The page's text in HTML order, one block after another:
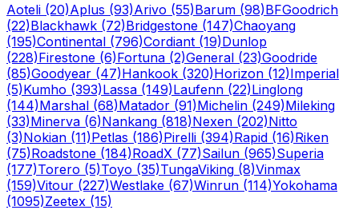
Aoteli (20)Aplus (93)Arivo (55)Barum (98)BFGoodrich
(22)Blackhawk (72)Bridgestone (147)Chaoyang
(195)Continental (796)Cordiant (19)Dunlop
(228)Firestone (6)Fortuna (2)General (23)Goodride
(85)Goodyear (47)Hankook (320)Horizon (12)Imperial
(5)Kumho (393)Lassa (149)Laufenn (22)Linglong
(144)Marshal (68)Matador (91)Michelin (249)Mileking
(33)Minerva (6)Nankang (818)Nexen (202)Nitto
(3)Nokian (11)Petlas (186)Pirelli (394)Rapid (16)Riken
(75)Roadstone (184)RoadX (77)Sailun (965)Superia
(177)Torero (5)Toyo (35)TungaViking (8)Vinmax
(159)Vitour (227)Westlake (67)Winrun (114)Yokohama
(1095)Zeetex (15)